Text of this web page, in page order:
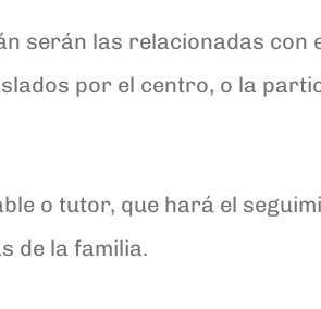
serán las relacionadas con
por el centro, o la
o tutor, que hará el
de la familia.